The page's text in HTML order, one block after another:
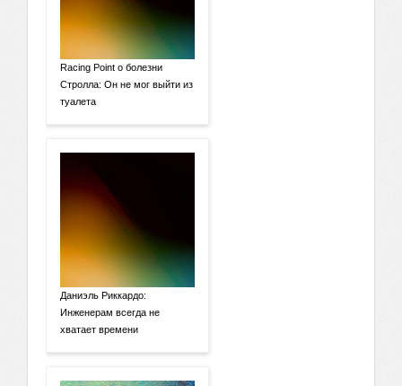
Racing Point о болезни
Стролла: Он не мог выйти из
туалета
Даниэль Риккардо:
Инженерам всегда не
хватает времени